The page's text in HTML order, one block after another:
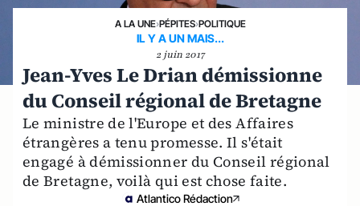
A LA UNE›PÉPITES›POLITIQUE
IL Y A UN MAIS...
2 juin 2017
Jean-Yves Le Drian démissionne
du Conseil régional de Bretagne
Le ministre de l'Europe et des Affaires
étrangères a tenu promesse. Il s'était
engagé à démissionner du Conseil régional
de Bretagne, voilà qui est chose faite.
Atlantico Rédaction